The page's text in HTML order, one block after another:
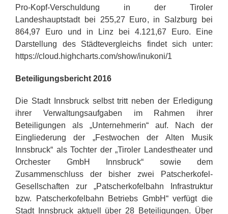
Pro-Kopf-Verschuldung in der Tiroler
Landeshauptstadt bei 255,27 Euro, in Salzburg bei
864,97 Euro und in Linz bei 4.121,67 Euro. Eine
Darstellung des Städtevergleichs findet sich unter:
https://cloud.highcharts.com/show/inukoni/1
Beteiligungsbericht 2016
Die Stadt Innsbruck selbst tritt neben der Erledigung
ihrer Verwaltungsaufgaben im Rahmen ihrer
Beteiligungen als „Unternehmerin“ auf. Nach der
Eingliederung der „Festwochen der Alten Musik
Innsbruck“ als Tochter der „Tiroler Landestheater und
Orchester GmbH Innsbruck“ sowie dem
Zusammenschluss der bisher zwei Patscherkofel-
Gesellschaften zur „Patscherkofelbahn Infrastruktur
bzw. Patscherkofelbahn Betriebs GmbH“ verfügt die
Stadt Innsbruck aktuell über 28 Beteiligungen. Über